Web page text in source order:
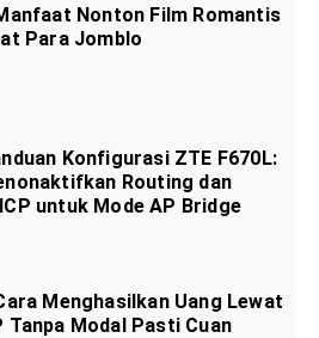
Nonton Film Romantis
Para Jomblo
Konfigurasi ZTE F670L:
Routing dan
untuk Mode AP Bridge
Menghasilkan Uang Lewat
Tanpa Modal Pasti Cuan